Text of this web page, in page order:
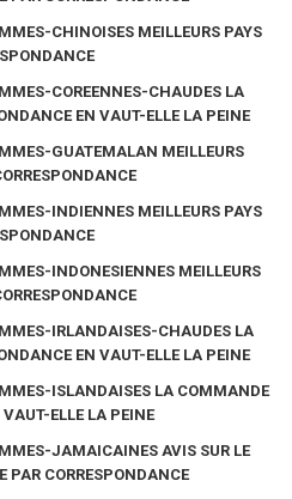
CHINOISES MEILLEURS PAYS
COREENNES-CHAUDES LA
EN VAUT-ELLE LA PEINE
GUATEMALAN MEILLEURS
INDIENNES MEILLEURS PAYS
INDONESIENNES MEILLEURS
IRLANDAISES-CHAUDES LA
EN VAUT-ELLE LA PEINE
ISLANDAISES LA COMMANDE
ELLE LA PEINE
JAMAICAINES AVIS SUR LE
PAR CORRESPONDANCE